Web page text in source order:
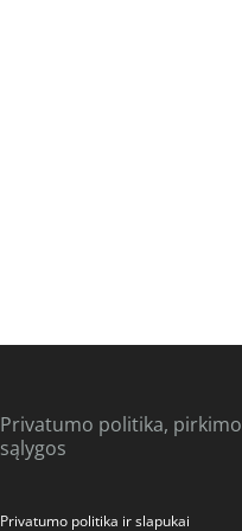
Privatumo politika, pirkimo
sąlygos
Privatumo politika ir slapukai